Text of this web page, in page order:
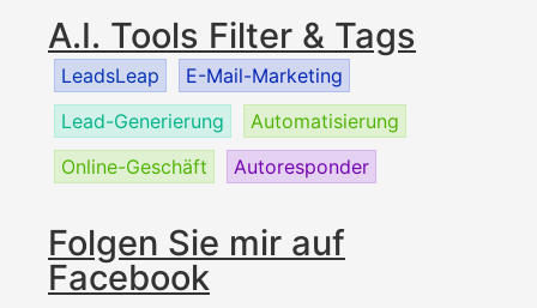
A.I. Tools Filter & Tags
LeadsLeap
E-Mail-Marketing
Lead-Generierung
Automatisierung
Online-Geschäft
Autoresponder
Folgen Sie mir auf
Facebook